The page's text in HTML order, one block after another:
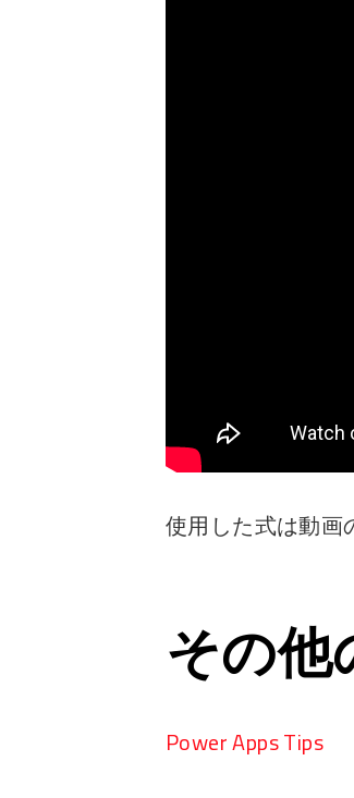
使用した式は動画
その他
Power Apps Tips